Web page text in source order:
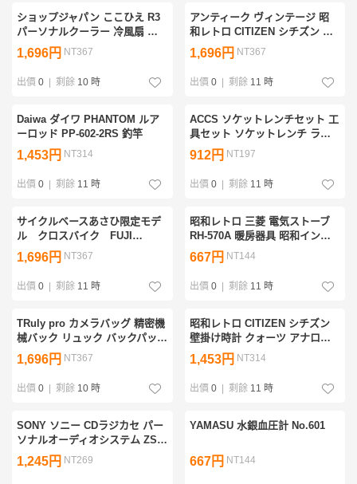
ショップジャパン ここひえ R3
パーソナルクーラー 冷風扇 冷
風機 21013-J
1,696円 NT367
出價 0 剩餘 10 時
アンティーク ヴィンテージ 昭
和レトロ CITIZEN シチズン 掛
け時計 8MG13F
1,696円 NT367
出價 0 剩餘 11 時
Daiwa ダイワ PHANTOM ルア
ーロッド PP-602-2RS 釣竿
1,453円 NT314
出價 0 剩餘 11 時
ACCS ソケットレンチセット 工
具セット ソケットレンチ ラチ
ェットハンドル SW-28pc
912円 NT197
出價 0 剩餘 11 時
サイクルベースあさひ限定モデ
ル クロスバイク FUJI
KLUMSY クラムジー 自転車 ア
クセサリーバック フレーム三角
形型バック
1,696円 NT367
出價 0 剩餘 11 時
昭和レトロ 三菱 電気ストーブ
RH-570A 暖房器具 昭和インテ
リア
667円 NT144
出價 0 剩餘 11 時
TRuly pro カメラバッグ 精密機
械バック リュック バックパッ
ク
1,696円 NT367
出價 0 剩餘 10 時
昭和レトロ CITIZEN シチズン
壁掛け時計 クォーツ アナロ
グ 木枠
1,453円 NT314
出價 0 剩餘 11 時
SONY ソニー CDラジカセ パー
ソナルオーディオシステム ZS-
D1
1,245円 NT269
YAMASU 水銀血圧計 No.601
667円 NT144